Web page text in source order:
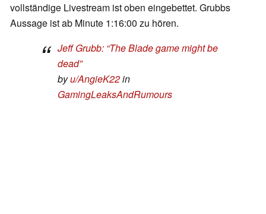
vollständige Livestream ist oben eingebettet. Grubbs
Aussage ist ab Minute 1:16:00 zu hören.
Jeff Grubb: “The Blade game might be
dead”
byu/AngieK22in
GamingLeaksAndRumours